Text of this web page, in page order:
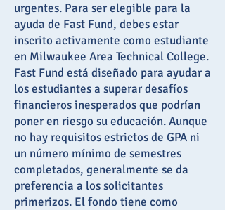
urgentes. Para ser elegible para la
ayuda de Fast Fund, debes estar
inscrito activamente como estudiante
en Milwaukee Area Technical College.
Fast Fund está diseñado para ayudar a
los estudiantes a superar desafíos
financieros inesperados que podrían
poner en riesgo su educación. Aunque
no hay requisitos estrictos de GPA ni
un número mínimo de semestres
completados, generalmente se da
preferencia a los solicitantes
primerizos. El fondo tiene como